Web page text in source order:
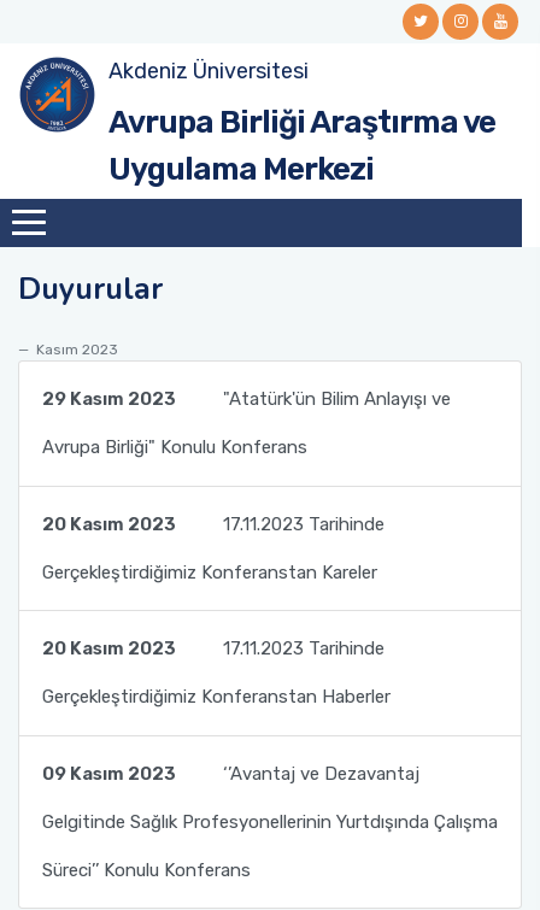
Akdeniz Üniversitesi
Avrupa Birliği Araştırma ve
Uygulama Merkezi
Duyurular
Kasım 2023
29 Kasım 2023 "Atatürk'ün Bilim Anlayışı ve
Avrupa Birliği" Konulu Konferans
20 Kasım 2023 17.11.2023 Tarihinde
Gerçekleştirdiğimiz Konferanstan Kareler
20 Kasım 2023 17.11.2023 Tarihinde
Gerçekleştirdiğimiz Konferanstan Haberler
09 Kasım 2023 ‘’Avantaj ve Dezavantaj
Gelgitinde Sağlık Profesyonellerinin Yurtdışında Çalışma
Süreci’’ Konulu Konferans